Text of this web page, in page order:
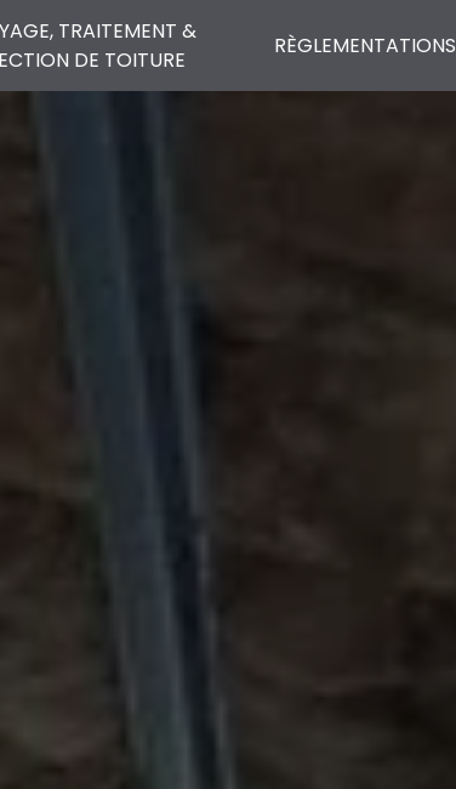
TRAITEMENT &
DE TOITURE
RÈGLEMENTATIONS